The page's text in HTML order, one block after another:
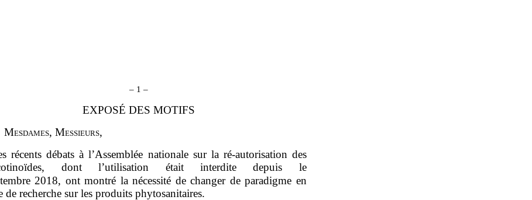
– 1 –
EXPOSÉ DES MOTIFS
Mesdames, Messieurs,
récents débats à l’Assemblée nationale sur la ré‑autorisation des
dont l’utilisation était interdite depuis le
2018, ont montré la nécessité de changer de paradigme en
de recherche sur les produits phytosanitaires.